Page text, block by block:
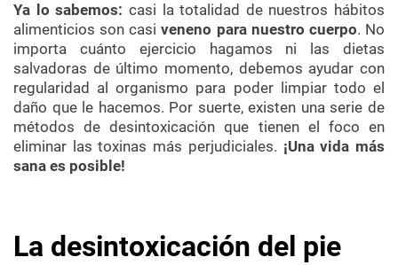
Ya lo sabemos: casi la totalidad de nuestros hábitos
alimenticios son casiveneno para nuestro cuerpo. No
importa cuánto ejercicio hagamos ni las dietas
salvadoras de último momento, debemos ayudar con
regularidad al organismo para poder limpiar todo el
daño que le hacemos. Por suerte, existen una serie de
métodos de desintoxicación que tienen el foco en
eliminar las toxinas más perjudiciales. ¡Una vida más
sana es posible!
La desintoxicación del pie